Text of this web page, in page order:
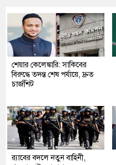
শেয়ার কেলেঙ্কারি: সাকিবের
বিরুদ্ধে তদন্ত শেষ পর্যায়ে, দ্রুত
চার্জশিট
র‍্যাবের বদলে নতুন বাহিনী,